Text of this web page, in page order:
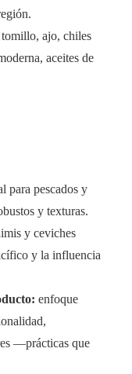
ajo, chiles
aceites de
para pescados y
y texturas.
y ceviches
y la influencia
enfoque
—prácticas que